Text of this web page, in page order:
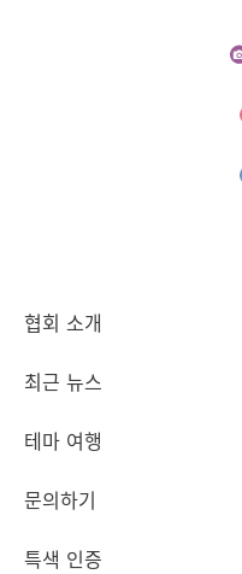
협회 소개
최근 뉴스
테마 여행
문의하기
특색 인증